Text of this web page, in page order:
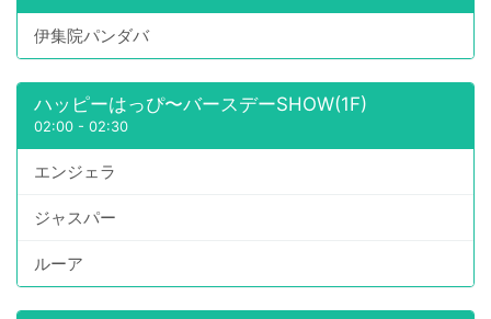
伊集院パンダバ
ハッピーはっぴ〜バースデーSHOW(1F)
02:00 - 02:30
エンジェラ
ジャスパー
ルーア